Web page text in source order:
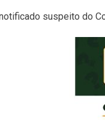
suspeito do